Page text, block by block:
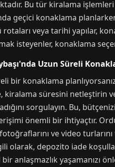
Bu tür kiralama
geçici konaklama
veya tarihi yapılar,
isteyenler, konaklama
Uzun Süreli
bir konaklama
kiralama süresini netleştirin
sorgulayın. Bu,
önemli bir ihtiyaçtır.
ve video
olarak, depozito iade
anlaşmazlık yaşamanızı